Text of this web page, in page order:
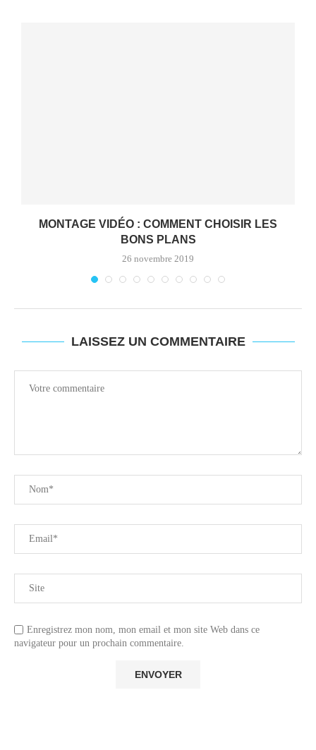
MONTAGE VIDÉO : COMMENT CHOISIR LES
BONS PLANS
26 novembre 2019
LAISSEZ UN COMMENTAIRE
Enregistrez mon nom, mon email et mon site Web dans ce
navigateur pour un prochain commentaire.